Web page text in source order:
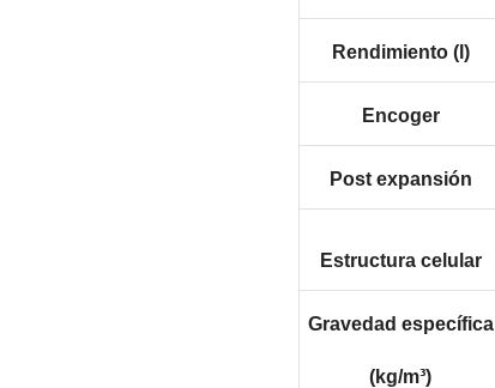
Rendimiento (l)
Encoger
Post expansión
Estructura celular
Gravedad específica
(kg/m³)